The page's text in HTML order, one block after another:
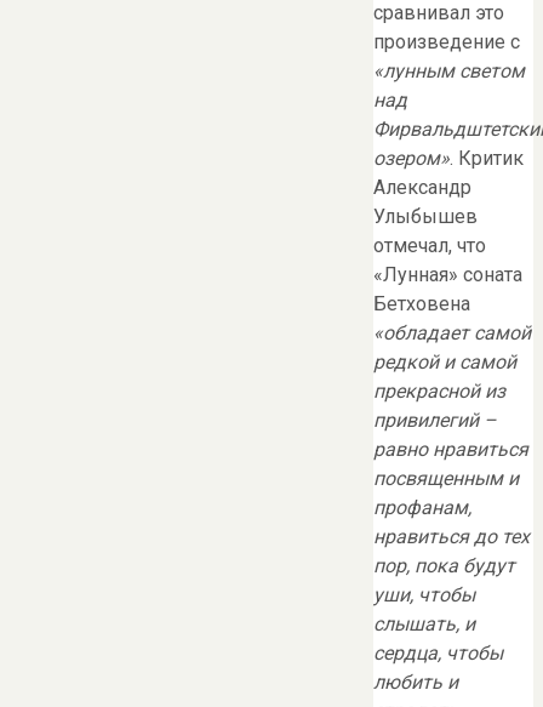
сравнивал это
произведение с
«лунным светом
над
озером». Критик
Александр
Улыбышев
отмечал, что
«Лунная» соната
Бетховена
«обладает самой
редкой и самой
прекрасной из
привилегий –
равно нравиться
посвященным и
профанам,
нравиться до тех
пор, пока будут
уши, чтобы
слышать, и
сердца, чтобы
любить и